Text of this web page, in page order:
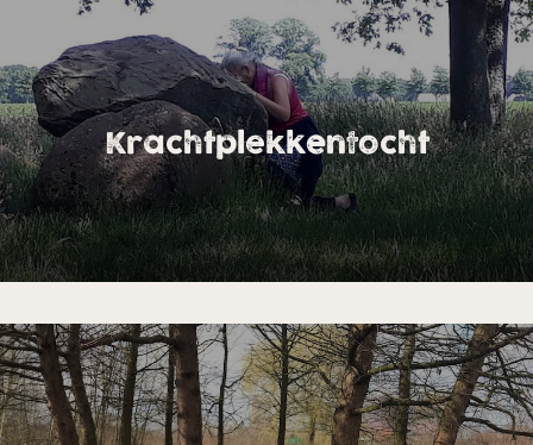
Krachtplekkentocht